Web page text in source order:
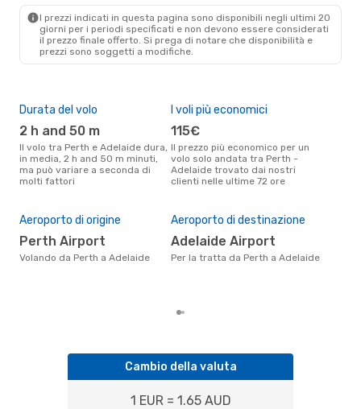
I prezzi indicati in questa pagina sono disponibili negli ultimi 20
giorni per i periodi specificati e non devono essere considerati
il ​​prezzo finale offerto. Si prega di notare che disponibilità e
prezzi sono soggetti a modifiche.
Durata del volo
2 h and 50 m
Il volo tra Perth e Adelaide dura,
in media, 2 h and 50 m minuti,
ma può variare a seconda di
molti fattori
I voli più economici
115€
Il prezzo più economico per un
volo solo andata tra Perth -
Adelaide trovato dai nostri
clienti nelle ultime 72 ore
Aeroporto di origine
Perth Airport
Volando da Perth a Adelaide
Aeroporto di destinazione
Adelaide Airport
Per la tratta da Perth a Adelaide
Cambio della valuta
1 EUR = 1.65 AUD